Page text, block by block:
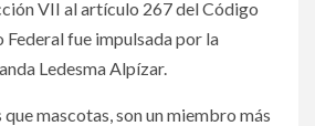
VII al artículo 267 del Código
fue impulsada por la
Ledesma Alpízar.
que mascotas, son un miembro más